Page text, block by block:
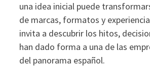
una idea inicial puede
de marcas, formatos y
invita a descubrir los hitos,
han dado forma a una de las
del panorama español.